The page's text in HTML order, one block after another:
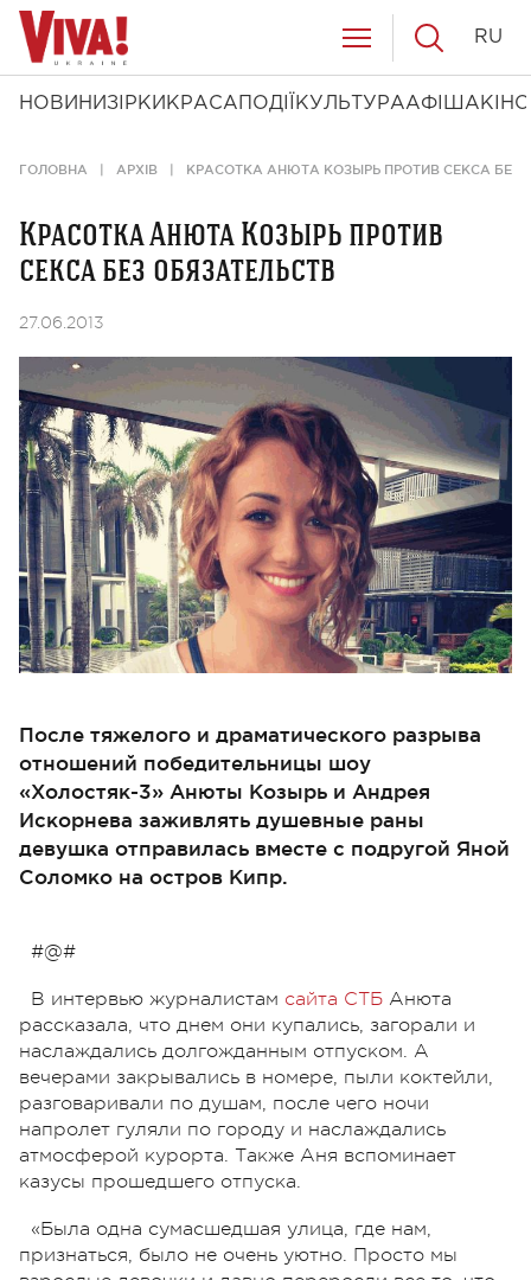
НОВИНИ ЗІРКИ КРАСА ПОДІЇ КУЛЬТУРААФІША КІНО
RU
ГОЛОВНА АРХІВ КРАСОТКА АНЮТА КОЗЫРЬ ПРОТИВ СЕКСА БЕЗ
Красотка Анюта Козырь против
секса без обязательств
27.06.2013
После тяжелого и драматического разрыва
отношений победительницы шоу
«Холостяк-3» Анюты Козырь и Андрея
Искорнева заживлять душевные раны
девушка отправилась вместе с подругой Яной
Соломко на остров Кипр.
#@#
В интервью журналистам сайта СТБ Анюта
рассказала, что днем они купались, загорали и
наслаждались долгожданным отпуском. А
вечерами закрывались в номере, пыли коктейли,
разговаривали по душам, после чего ночи
напролет гуляли по городу и наслаждались
атмосферой курорта. Также Аня вспоминает
казусы прошедшего отпуска.
«Была одна сумасшедшая улица, где нам,
признаться, было не очень уютно. Просто мы